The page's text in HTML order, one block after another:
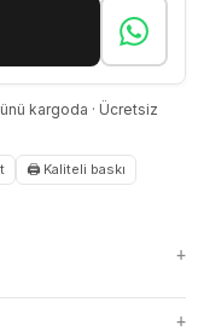
kargoda · Ücretsiz
🖨 Kaliteli baskı
+
+